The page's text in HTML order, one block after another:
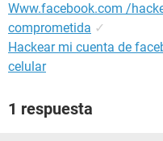
Www.facebook.com /
comprometida ✓
Hackear mi cuenta de
celular
1 respuesta